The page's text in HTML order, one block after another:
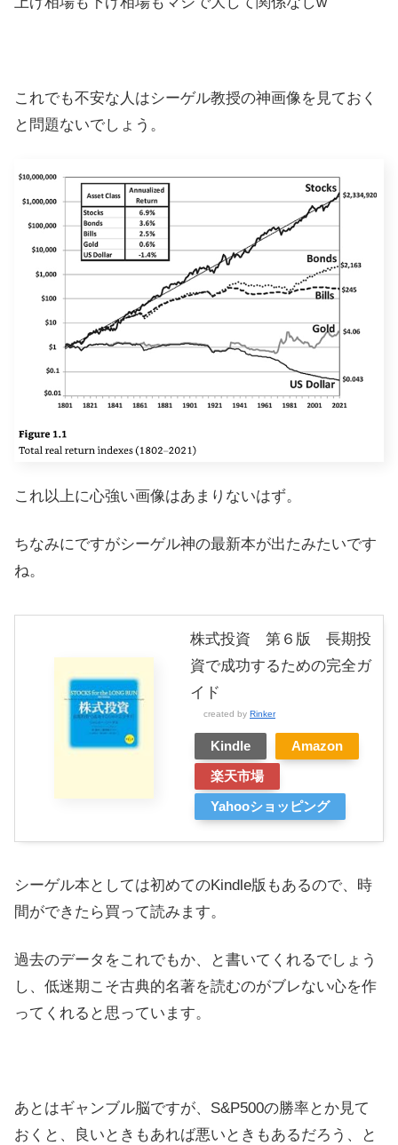
これでも不安な人はシーゲル教授の神画像を見ておく
と問題ないでしょう。
これ以上に心強い画像はあまりないはず。
ちなみにですがシーゲル神の最新本が出たみたいです
ね。
株式投資 第６版 長期投
資で成功するための完全ガ
イド
created by Rinker
Kindle
Amazon
楽天市場
Yahooショッピング
シーゲル本としては初めてのKindle版もあるので、時
間ができたら買って読みます。
過去のデータをこれでもか、と書いてくれるでしょう
し、低迷期こそ古典的名著を読むのがブレない心を作
ってくれると思っています。
あとはギャンブル脳ですが、S&P500の勝率とか見て
おくと、良いときもあれば悪いときもあるだろう、と